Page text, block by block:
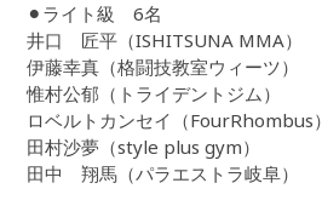
⚫︎ライト級 6名
井口 匠平（ISHITSUNA MMA）
伊藤幸真（格闘技教室ウィーツ）
惟村公郁（トライデントジム）
ロベルトカンセイ（FourRhombus）
田村沙夢（style plus gym）
田中 翔馬（パラエストラ岐阜）